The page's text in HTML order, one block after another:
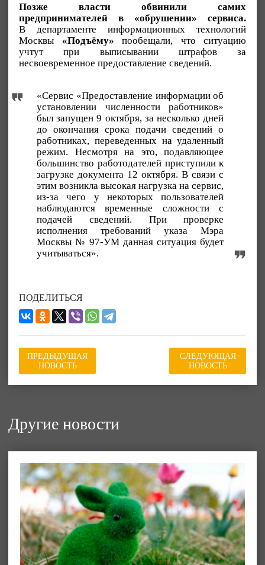
Позже власти обвинили самих
предпринимателей в «обрушении» сервиса.
В департаменте информационных технологий
Москвы «Подъёму» пообещали, что ситуацию
учтут при выписывании штрафов за
несвоевременное предоставление сведений.
«Сервис «Предоставление информации об
установлении численности работников»
был запущен 9 октября, за несколько дней
до окончания срока подачи сведений о
работниках, переведенных на удаленный
режим. Несмотря на это, подавляющее
большинство работодателей приступили к
загрузке документа 12 октября. В связи с
этим возникла высокая нагрузка на сервис,
из-за чего у некоторых пользователей
наблюдаются временные сложности с
подачей сведений. При проверке
исполнения требований указа Мэра
Москвы № 97-УМ данная ситуация будет
учитываться».
ПОДЕЛИТЬСЯ
ПРЕДЫДУЩАЯ
НОВОСТЬ
СЛЕДУЮЩАЯ
НОВОСТЬ
Другие новости